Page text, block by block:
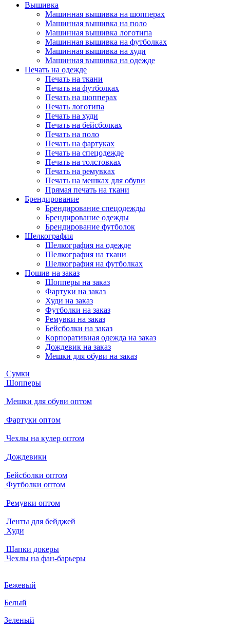
Вышивка
Машинная вышивка на шопперах
Машинная вышивка на поло
Машинная вышивка логотипа
Машинная вышивка на футболках
Машинная вышивка на худи
Машинная вышивка на одежде
Печать на одежде
Печать на ткани
Печать на футболках
Печать на шопперах
Печать логотипа
Печать на худи
Печать на бейсболках
Печать на поло
Печать на фартуках
Печать на спецодежде
Печать на толстовках
Печать на ремувках
Печать на мешках для обуви
Прямая печать на ткани
Брендирование
Брендирование спецодежды
Брендирование одежды
Брендирование футболок
Шелкография
Шелкография на одежде
Шелкография на ткани
Шелкография на футболках
Пошив на заказ
Шопперы на заказ
Фартуки на заказ
Худи на заказ
Футболки на заказ
Ремувки на заказ
Бейсболки на заказ
Корпоративная одежда на заказ
Дождевик на заказ
Мешки для обуви на заказ
Сумки
Шопперы
Мешки для обуви оптом
Фартуки оптом
Чехлы на кулер оптом
Дождевики
Бейсболки оптом
Футболки оптом
Ремувки оптом
Ленты для бейджей
Худи
Шапки докеры
Чехлы на фан-барьеры
Бежевый
Белый
Зеленый